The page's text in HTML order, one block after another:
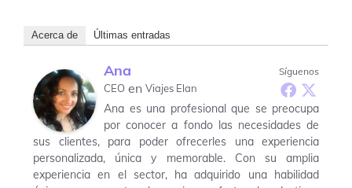
Acerca de Últimas entradas
Síguenos
Ana
CEO en Viajes Elan
Ana es una profesional que se preocupa
por conocer a fondo las necesidades de
sus clientes, para poder ofrecerles una experiencia
personalizada, única y memorable. Con su amplia
experiencia en el sector, ha adquirido una habilidad